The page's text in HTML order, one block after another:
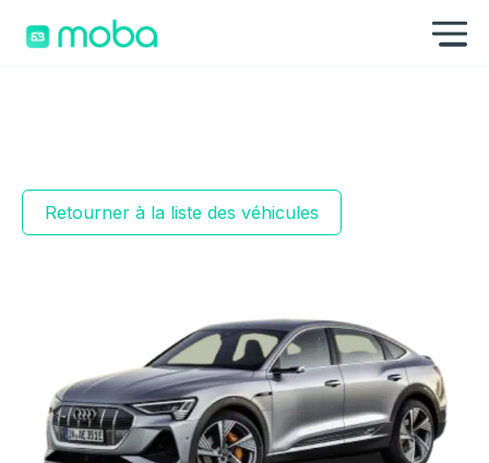
Retourner à la liste des véhicules